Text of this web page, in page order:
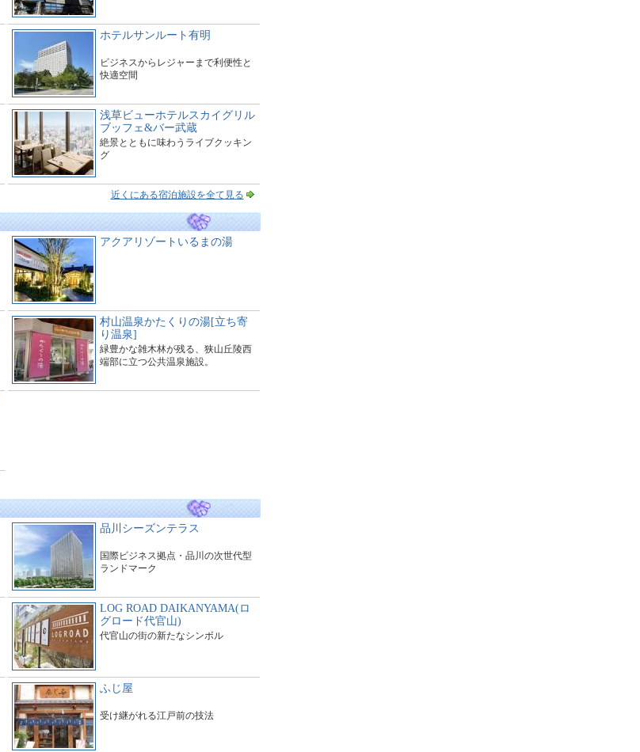
ホテルサンルート有明
ビジネスからレジャーまで利便性と
快適空間
浅草ビューホテルスカイグリル
ブッフェ&バー武蔵
絶景とともに味わうライブクッキン
グ
近くにある宿泊施設を全て見る
アクアリゾートいるまの湯
村山温泉かたくりの湯[立ち寄
り温泉]
緑豊かな雑木林が残る、狭山丘陵西
端部に立つ公共温泉施設。
品川シーズンテラス
国際ビジネス拠点・品川の次世代型
ランドマーク
LOG ROAD DAIKANYAMA(ロ
グロード代官山)
代官山の街の新たなシンボル
ふじ屋
受け継がれる江戸前の技法